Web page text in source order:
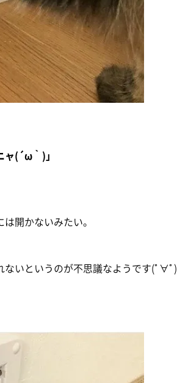
(´ω｀)」
開かないみたい。
いというのが不思議なようです(ﾟ∀ﾟ)